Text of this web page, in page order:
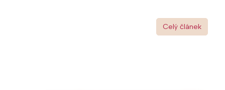
Celý článek